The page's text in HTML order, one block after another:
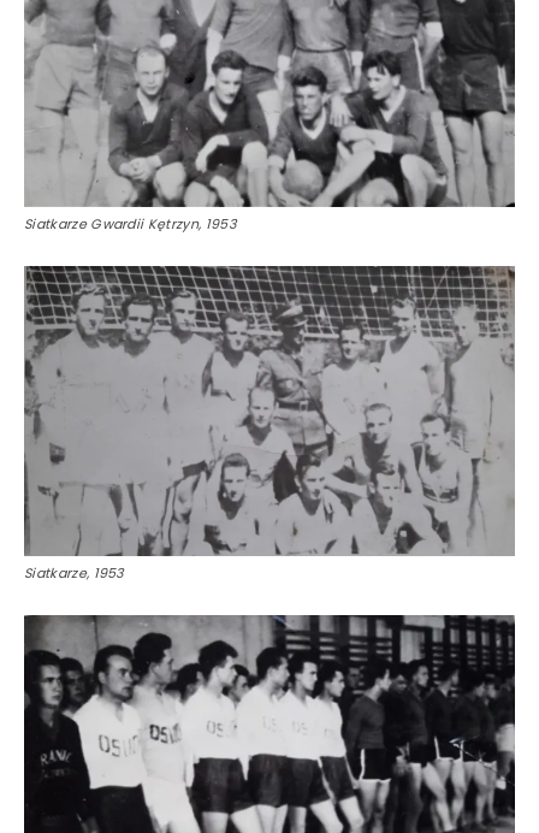
Siatkarze Gwardii Kętrzyn, 1953
Siatkarze, 1953